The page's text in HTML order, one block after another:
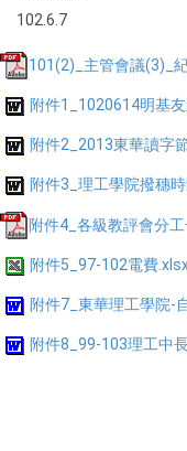
102.6.7
101(2)_主管會議(3)_
附件1_1020614明基
附件2_2013東華讀字
附件3_理工學院撥穗
附件4_各級教評會分
附件5_97-102電費
附件7_東華理工學院-
附件8_99-103理工中